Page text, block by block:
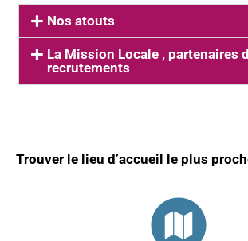
Nos atouts
La Mission Locale , partenaires
recrutements
Trouver le lieu d’accueil le plus